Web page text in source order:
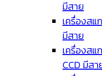
มีสาย
เครื่องสแ
มีสาย
เครื่องสแ
CCD มีส